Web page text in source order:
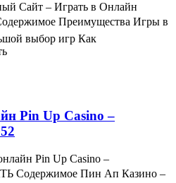
Сайт – Играть в Онлайн
Преимущества Игры в
выбор игр Как
Pin Up Casino –
Pin Up Casino –
Содержимое Пин Ап Казино –